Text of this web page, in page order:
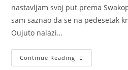
nastavljam svoj put prema
sam saznao da se na pedesetak
Oujuto nalazi…
Continue Reading Himba
Tribe